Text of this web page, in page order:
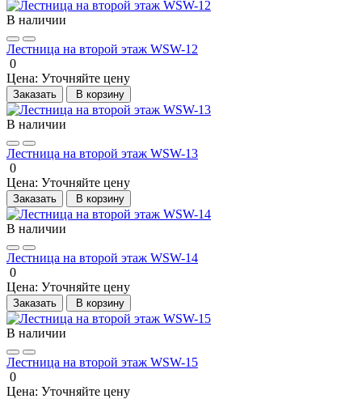
В наличии
Лестница на второй этаж WSW-12
0
Цена: Уточняйте цену
Заказать В корзину
В наличии
Лестница на второй этаж WSW-13
0
Цена: Уточняйте цену
Заказать В корзину
В наличии
Лестница на второй этаж WSW-14
0
Цена: Уточняйте цену
Заказать В корзину
В наличии
Лестница на второй этаж WSW-15
0
Цена: Уточняйте цену